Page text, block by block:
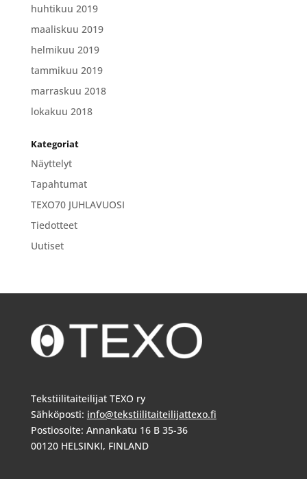
huhtikuu 2019
maaliskuu 2019
helmikuu 2019
tammikuu 2019
marraskuu 2018
lokakuu 2018
Kategoriat
Näyttelyt
Tapahtumat
TEXO70 JUHLAVUOSI
Tiedotteet
Uutiset
Tekstiilitaiteilijat TEXO ry
Sähköposti: info@tekstiilitaiteilijattexo.fi
Postiosoite: Annankatu 16 B 35-36
00120 HELSINKI, FINLAND